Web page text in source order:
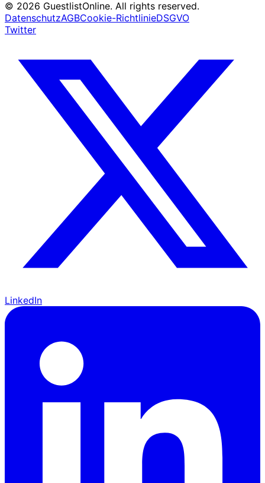
© 2026 GuestlistOnline. All rights reserved.
DatenschutzAGBCookie-RichtlinieDSGVO
Twitter
LinkedIn